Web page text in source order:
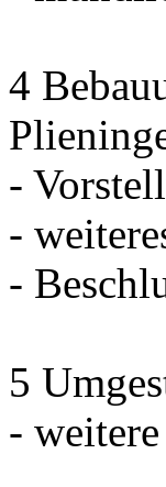
4
-
-
-
5
-